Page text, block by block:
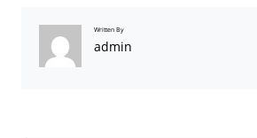
Written By
admin